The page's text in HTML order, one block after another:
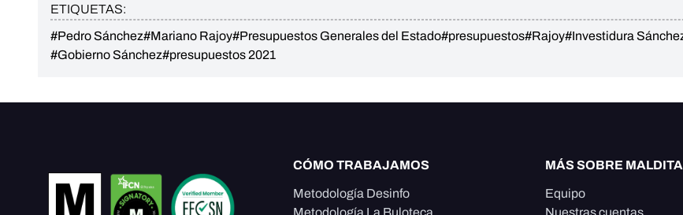
ETIQUETAS:
#Pedro Sánchez#Mariano Rajoy#Presupuestos Generales del Estado#presupuestos#Rajoy#Investidura
#Gobierno Sánchez#presupuestos 2021
CÓMO TRABAJAMOS
Metodología Desinfo
MÁS SOBRE
Equipo